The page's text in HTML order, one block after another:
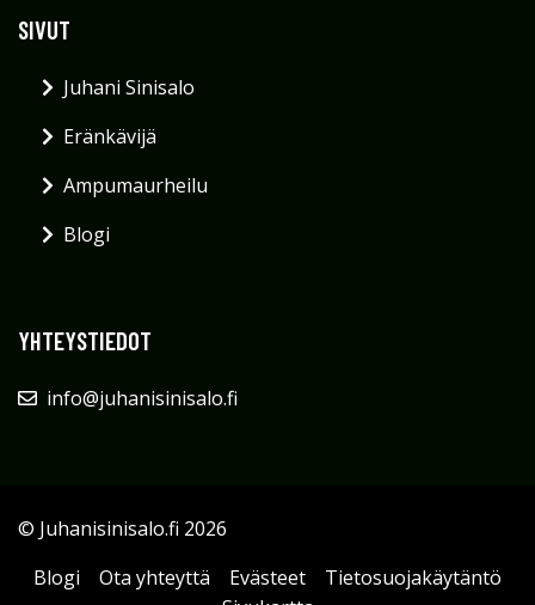
SIVUT
Juhani Sinisalo
Eränkävijä
Ampumaurheilu
Blogi
YHTEYSTIEDOT
info@juhanisinisalo.fi
© Juhanisinisalo.fi 2026
Blogi
Ota yhteyttä Evästeet
Tietosuojakäytäntö